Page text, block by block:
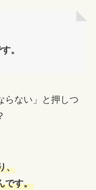
。
らない」と押しつ
、
です。